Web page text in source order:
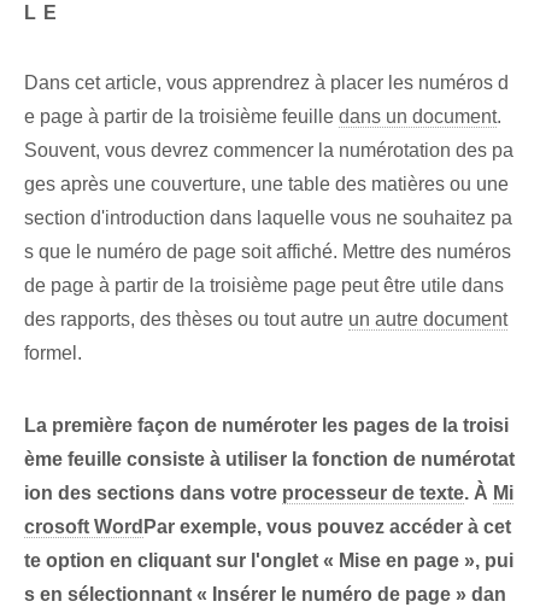
LE
Dans cet article, vous apprendrez à placer les numéros d
e page à partir de la troisième feuille dans un document.
Souvent, vous devrez commencer la numérotation des pa
ges après une couverture, une table des matières ou une
section d'introduction dans laquelle vous ne souhaitez pa
s que le numéro de page soit affiché. Mettre des numéros
de page à partir de la troisième page peut être utile dans
des rapports, des thèses ou tout autre un autre document
formel.
La première façon de numéroter les pages de la troisi
ème feuille consiste à utiliser la fonction de numérotat
ion des sections dans votre processeur de texte. À Mi
crosoft Word Par exemple, vous pouvez accéder à cet
te option en cliquant sur l'onglet « Mise en page », pui
s en sélectionnant « Insérer le numéro de page » dan